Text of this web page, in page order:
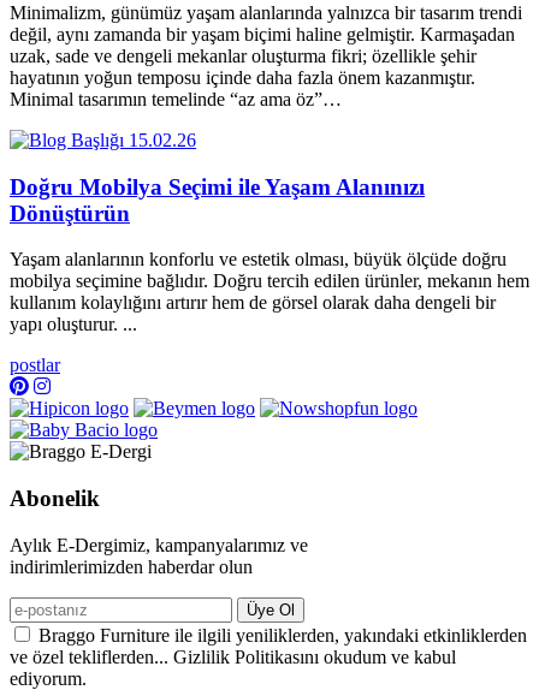
Minimalizm, günümüz yaşam alanlarında yalnızca bir tasarım trendi
değil, aynı zamanda bir yaşam biçimi haline gelmiştir. Karmaşadan
uzak, sade ve dengeli mekanlar oluşturma fikri; özellikle şehir
hayatının yoğun temposu içinde daha fazla önem kazanmıştır.
Minimal tasarımın temelinde “az ama öz”…
15.02.26
Doğru Mobilya Seçimi ile Yaşam Alanınızı
Dönüştürün
Yaşam alanlarının konforlu ve estetik olması, büyük ölçüde doğru
mobilya seçimine bağlıdır. Doğru tercih edilen ürünler, mekanın hem
kullanım kolaylığını artırır hem de görsel olarak daha dengeli bir
yapı oluşturur. ...
postlar
Abonelik
Aylık E-Dergimiz, kampanyalarımız ve
indirimlerimizden haberdar olun
Üye Ol
Braggo Furniture ile ilgili yeniliklerden, yakındaki etkinliklerden
ve özel tekliflerden... Gizlilik Politikasını okudum ve kabul
ediyorum.